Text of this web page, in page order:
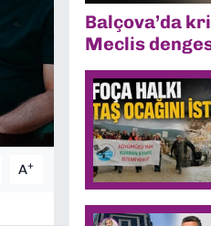
A+
Balçova’da
Meclis